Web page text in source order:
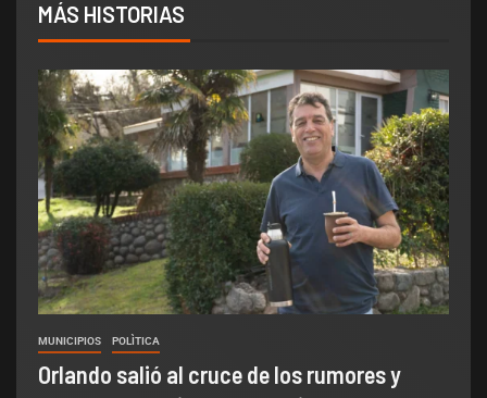
MÁS HISTORIAS
MUNICIPIOS POLÌTICA
Orlando salió al cruce de los rumores y